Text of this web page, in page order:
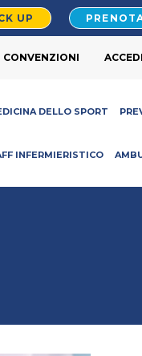
UP
CONVENZIONI
DELLO SPORT
INFERMIERISTICO